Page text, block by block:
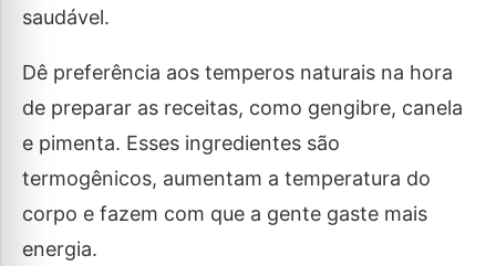
saudável.
Dê preferência aos temperos naturais na hora
de preparar as receitas, como gengibre, canela
e pimenta. Esses ingredientes são
termogênicos, aumentam a temperatura do
corpo e fazem com que a gente gaste mais
energia.